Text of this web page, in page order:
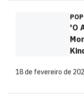
POP
'O
18 de fevereiro de